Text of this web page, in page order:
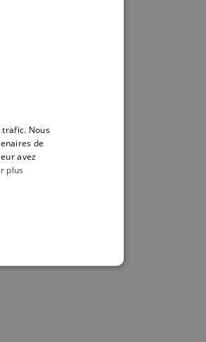
trafic. Nous
de
avez
plus